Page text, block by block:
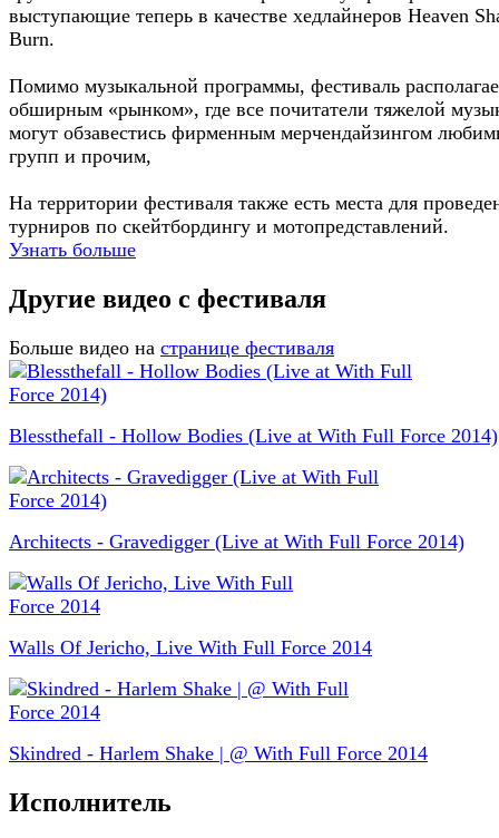
выступающие теперь в качестве хедлайнеров Heaven
Burn.
Помимо музыкальной программы, фестиваль
обширным «рынком», где все почитатели тяжелой
могут обзавестись фирменным мерчендайзингом
групп и прочим,
На территории фестиваля также есть места для
турниров по скейтбордингу и мотопредставлений.
Узнать больше
Другие видео с фестиваля
Больше видео на странице фестиваля
Blessthefall - Hollow Bodies (Live at With Full Force 2014)
Architects - Gravedigger (Live at With Full Force 2014)
Walls Of Jericho, Live With Full Force 2014
Skindred - Harlem Shake | @ With Full Force 2014
Исполнитель